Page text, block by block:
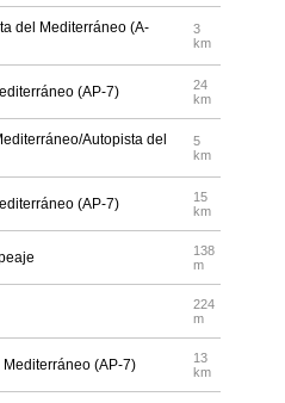
del Mediterráneo (A-
3
km
(AP-7)
24
km
Autopista del
5
km
(AP-7)
15
km
138
m
224
m
Mediterráneo (AP-7)
13
km